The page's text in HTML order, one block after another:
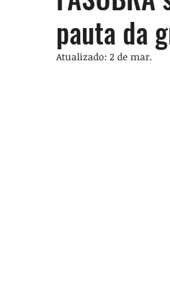
pauta da
Atualizado: 2 de mar.